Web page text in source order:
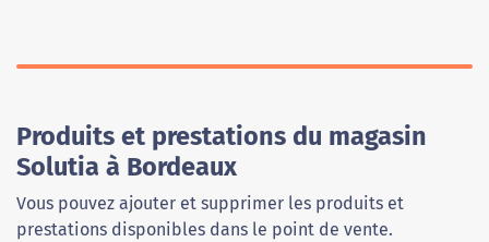
Produits et prestations du magasin
Solutia à Bordeaux
Vous pouvez ajouter et supprimer les produits et
prestations disponibles dans le point de vente.